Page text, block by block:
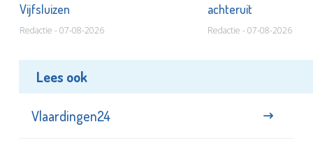
Vijfsluizen
Redactie - 07-08-2026
achteruit
Redactie - 07-08-2026
Lees ook
Vlaardingen24